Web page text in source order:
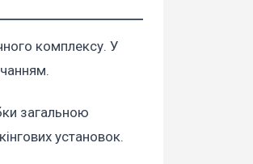
комплексу. У
загальною
установок.